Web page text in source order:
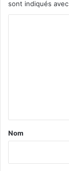
sont indiqués avec
a
Nom